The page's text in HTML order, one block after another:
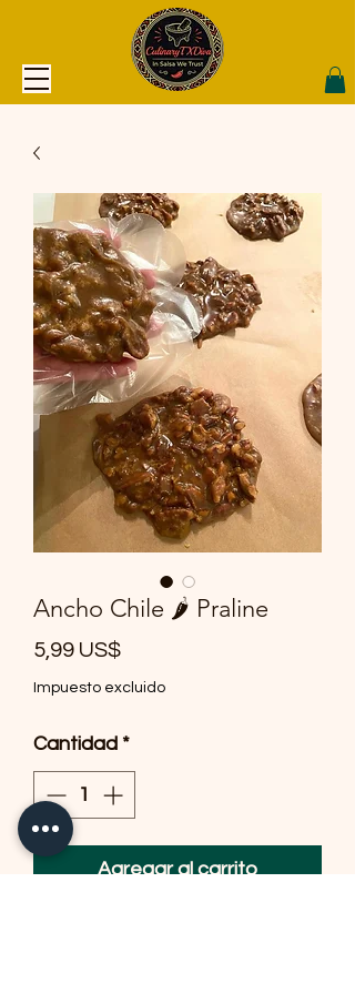
Ancho Chile 🌶️ Praline
5,99 US$Precio
Impuesto excluido
Cantidad *
Agregar al carrito